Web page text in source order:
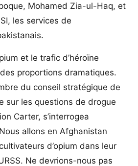
Mohamed Zia-ul-Haq, et
les services de
et le trafic d’héroïne
proportions dramatiques.
du conseil stratégique de
sur les questions de drogue
Carter, s’interrogea
allons en Afghanistan
d’opium dans leur
Ne devrions-nous pas